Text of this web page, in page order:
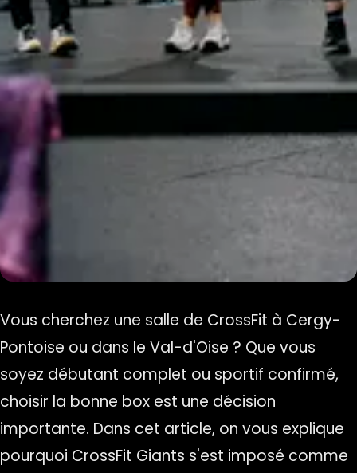
Vous cherchez une salle de CrossFit à Cergy-
Pontoise ou dans le Val-d'Oise ? Que vous
soyez débutant complet ou sportif confirmé,
choisir la bonne box est une décision
importante. Dans cet article, on vous explique
pourquoi CrossFit Giants s'est imposé comme